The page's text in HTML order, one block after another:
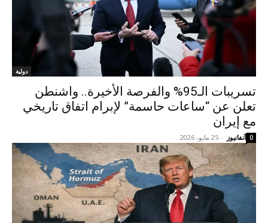
دولية
تسريبات الـ95% والفرصة الأخيرة.. واشنطن
تعلن عن “ساعات حاسمة” لإبرام اتفاق تاريخي
مع إيران
آنفانيوز - 25 مايو، 2026 0